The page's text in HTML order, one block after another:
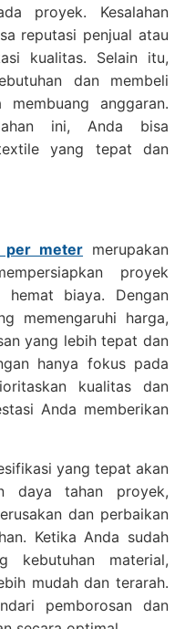
proyek. Kesalahan
reputasi penjual atau
kualitas. Selain itu,
dan membeli
anggaran.
ini, Anda bisa
yang tepat dan
per meter merupakan
proyek
biaya. Dengan
memengaruhi harga,
yang lebih tepat dan
hanya fokus pada
kualitas dan
Anda memberikan
yang tepat akan
daya tahan proyek,
dan perbaikan
Ketika Anda sudah
kebutuhan material,
mudah dan terarah.
pemborosan dan